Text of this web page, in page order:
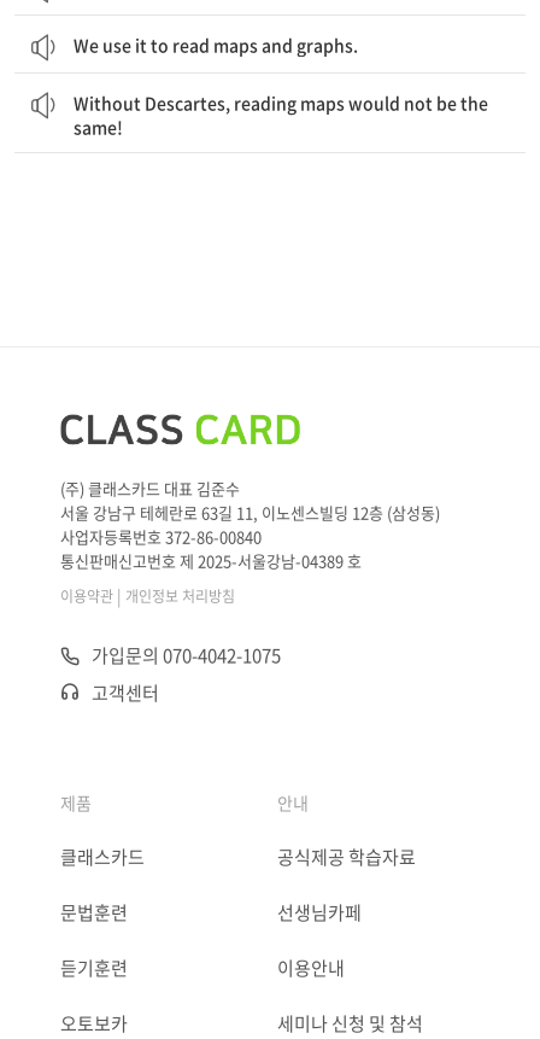
We use it to read maps and graphs.
Without Descartes, reading maps would not be the
same!
(주) 클래스카드 대표 김준수
서울 강남구 테헤란로 63길 11, 이노센스빌딩 12층 (삼성동)
사업자등록번호 372-86-00840
통신판매신고번호 제 2025-서울강남-04389 호
이용약관 | 개인정보 처리방침
가입문의 070-4042-1075
고객센터
제품
클래스카드
문법훈련
듣기훈련
오토보카
안내
공식제공 학습자료
선생님카페
이용안내
세미나 신청 및 참석